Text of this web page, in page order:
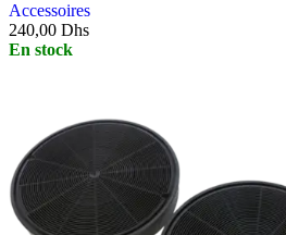
Accessoires
240,00 Dhs
En stock